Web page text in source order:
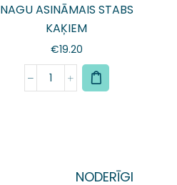
NAGU ASINĀMAIS STABS
KAĶIEM
€19.20
NODERĪGI